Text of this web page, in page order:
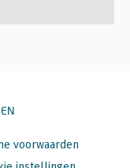
voorwaarden